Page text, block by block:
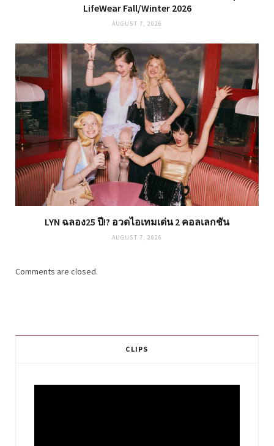
LifeWear Fall/Winter 2026
AUGUST 7, 2026
LYN ฉลอง25 ปี!? อวดไอเทมเด่น 2 คอลเลกชัน
AUGUST 7, 2026
Comments are closed.
CLIPS